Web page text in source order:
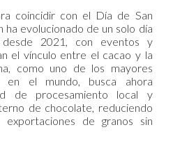
coincidir con el Día de San
ha evolucionado de un solo día
2021, con eventos y
el vínculo entre el cacao y la
como uno de los mayores
en el mundo, busca ahora
de procesamiento local y
de chocolate, reduciendo
de granos sin